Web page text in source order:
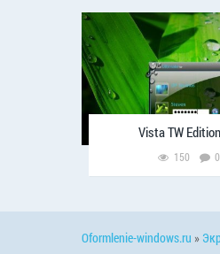
Vista TW
150
Oformlenie-windows.ru »